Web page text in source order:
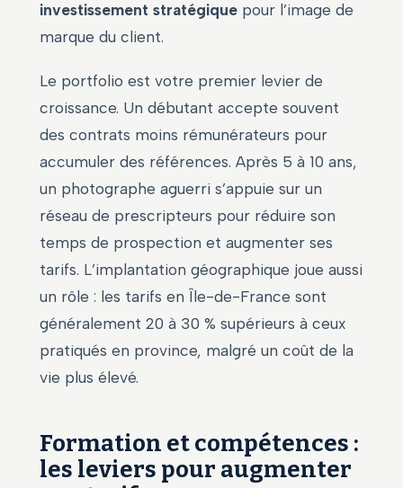
investissement stratégique pour l’image de
marque du client.
Le portfolio est votre premier levier de
croissance. Un débutant accepte souvent
des contrats moins rémunérateurs pour
accumuler des références. Après 5 à 10 ans,
un photographe aguerri s’appuie sur un
réseau de prescripteurs pour réduire son
temps de prospection et augmenter ses
tarifs. L’implantation géographique joue aussi
un rôle : les tarifs en Île-de-France sont
généralement 20 à 30 % supérieurs à ceux
pratiqués en province, malgré un coût de la
vie plus élevé.
Formation et compétences :
les leviers pour augmenter